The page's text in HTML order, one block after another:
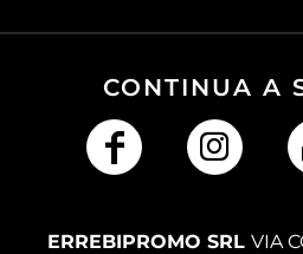
CONTINUA A
ERREBIPROMO SRL VIA